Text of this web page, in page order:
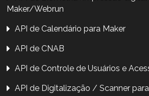
Maker/Webrun
API de Calendário para Maker
API de CNAB
API de Controle de Usuários e
API de Digitalização / Scanner